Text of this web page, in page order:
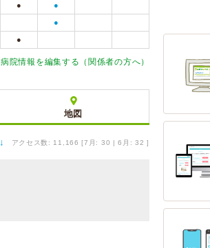
● ●
●
●
院情報を編集する（関係者の方へ）
地図
↓ アクセス数: 11,166 [7月: 30 | 6月: 32 ]